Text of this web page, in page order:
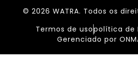
© 2026 WATRA. Todos os
Termos de usopolítica de
Gerenciado por